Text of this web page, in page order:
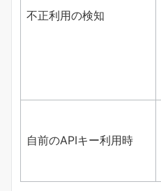
不正利用の検知
自前のAPIキー利用時